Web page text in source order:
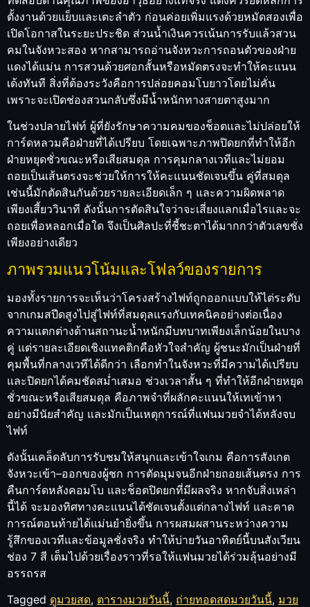
ตั้งงานด้วยแย็บและเตะลำตัว ก่อนค่อยเพิ่มแรงด้วยหมัดสองเพื่อ
เปิดโอกาสในระยะประชิด ส่วนน้ำเงินควรเน้นการรับแล้วสวน
คมในจังหวะสอง หากสามารถอ่านจังหวะการถอนตัวของฝ่าย
แดงได้แม่น การสวนด้วยศอกสั้นหรือหมัดตรงจะทำให้คะแนน
เด้งทันที สิ่งที่ต้องระวังคือการปล่อยคอมโบยาวโดยไม่คั่น
เพราะจะเปิดช่องสวนกลับซึ่งมีน้ำหนักทางสายตาสูงมาก
ในช่วงปลายไฟท์ ผู้ที่ยังรักษาความคมของช็อตและไม่ปล่อยให้
การ์ดหลวมคือฝ่ายที่ได้เปรียบ โดยเฉพาะภาพปิดยกที่ทำให้อีก
ฝ่ายหยุดชั่วขณะหรือเสียสมดุล การคุมกลางเวทีและไม่ยอม
ถอยเป็นเส้นตรงจะช่วยให้การให้คะแนนชัดเจนขึ้น คู่ที่สมดุล
เช่นนี้มักตัดสินกันด้วยรายละเอียดเล็ก ๆ และความผิดพลาด
เพียงเสี้ยววินาที ดังนั้นการตัดสินใจว่าจะเสี่ยงแลกเมื่อไรและจะ
ถอยเพื่อหลอกเมื่อใด จึงเป็นศิลปะที่ชี้ชะตาได้มากกว่าตัวเลขชั่ง
เพียงอย่างเดียว
ภาพรวมแนวโน้มและโฟลว์ของรายการ
มองทั้งรายการจะเห็นว่าโครงสร้างไฟท์ถูกออกแบบให้ไต่ระดับ
จากเกมสปีดสูงไปสู่ไฟท์ที่สมดุลแรงกับเทคนิคอย่างต่อเนื่อง
ความแตกต่างด้านสถานะน้ำหนักมีบทบาทเพียงเล็กน้อยในบาง
คู่ แต่รายละเอียดเชิงแทคติกคือหัวใจสำคัญ ผู้ชนะมักเป็นฝ่ายที่
คุมพื้นที่กลางเวทีได้ดีกว่า เลือกทำในจังหวะที่มีความได้เปรียบ
และปิดยกได้คมชัดสม่ำเสมอ ช่วงเวลาสั้น ๆ ที่ทำให้อีกฝ่ายหยุด
ชั่วขณะหรือเสียสมดุล คือภาพจำที่ผลักคะแนนให้เทเข้าหา
อย่างมีนัยสำคัญ และมักเป็นเหตุการณ์ที่แฟนมวยจำได้หลังจบ
ไฟท์
ดังนั้นเคล็ดลับการรับชมให้สนุกและเข้าใจเกม คือการสังเกต
จังหวะเข้า–ออกของผู้ชก การตัดมุมจนอีกฝ่ายถอยเส้นตรง การ
คืนการ์ดหลังคอมโบ และช็อตปิดยกที่มีผลจริง หากจับสิ่งเหล่า
นี้ได้ จะมองทิศทางคะแนนได้ชัดเจนตั้งแต่กลางไฟท์ และคาด
การณ์ตอนท้ายได้แม่นยำยิ่งขึ้น การผสมผสานระหว่างความ
รู้สึกของเวทีและข้อมูลชั่งจริง ทำให้บ่ายวันอาทิตย์นี้บนสังเวียน
ช่อง 7 สี เต็มไปด้วยเรื่องราวที่รอให้แฟนมวยได้ร่วมลุ้นอย่างมี
อรรถรส
Tagged ดูมวยสด, ตารางมวยวันนี้, ถ่ายทอดสดมวยวันนี้, มวย